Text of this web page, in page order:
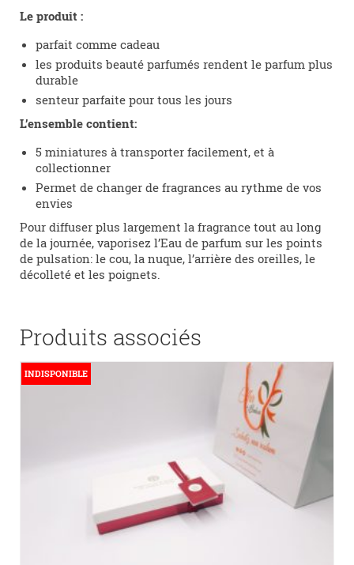
Le produit :
parfait comme cadeau
les produits beauté parfumés rendent le parfum plus
durable
senteur parfaite pour tous les jours
L’ensemble contient:
5 miniatures à transporter facilement, et à
collectionner
Permet de changer de fragrances au rythme de vos
envies
Pour diffuser plus largement la fragrance tout au long
de la journée, vaporisez l’Eau de parfum sur les points
de pulsation: le cou, la nuque, l’arrière des oreilles, le
décolleté et les poignets.
Produits associés
INDISPONIBLE